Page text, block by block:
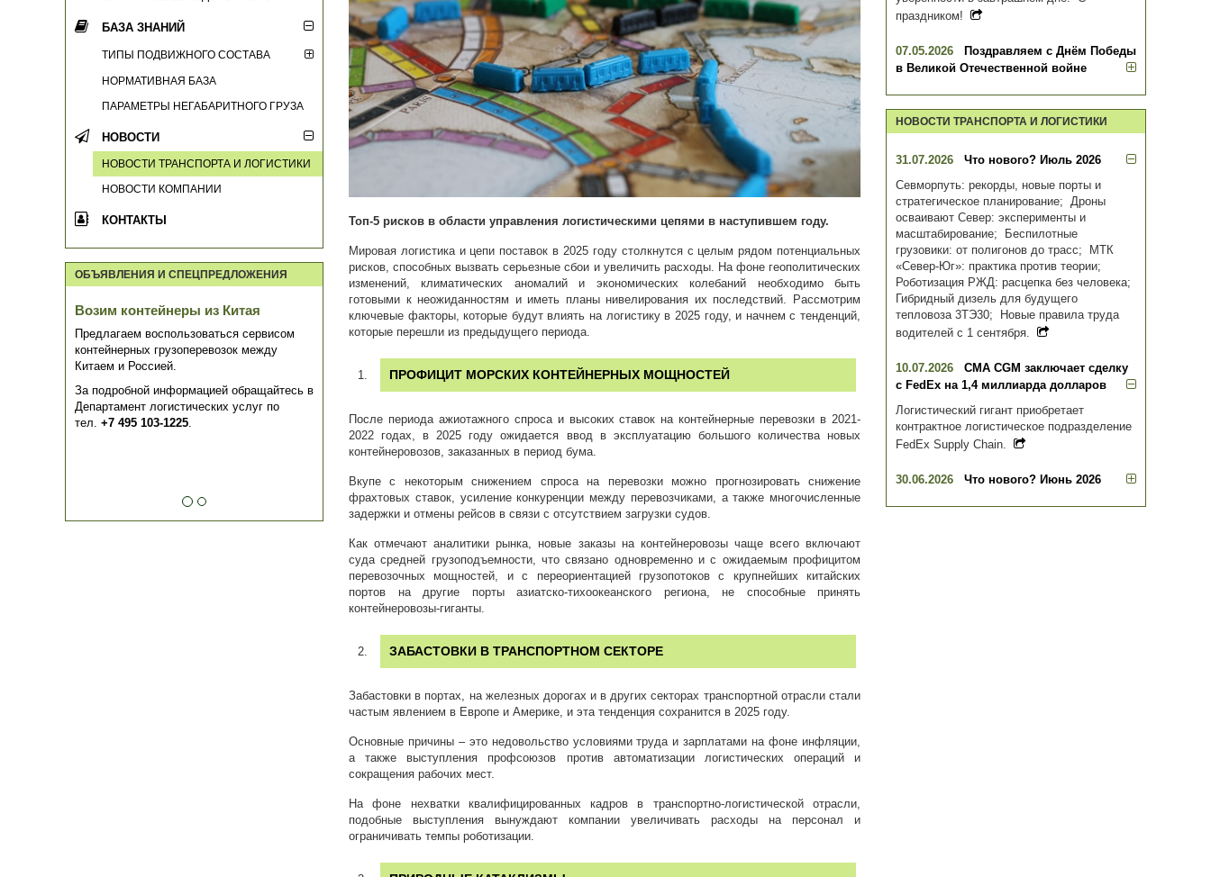
Топ-5 рисков в области управления логистическими цепями в наступившем году.
Мировая логистика и цепи поставок в 2025 году столкнутся с целым рядом потенциальных
рисков, способных вызвать серьезные сбои и увеличить расходы. На фоне геополитических
изменений, климатических аномалий и экономических колебаний необходимо быть
готовыми к неожиданностям и иметь планы нивелирования их последствий. Рассмотрим
ключевые факторы, которые будут влиять на логистику в 2025 году, и начнем с тенденций,
которые перешли из предыдущего периода.
ПРОФИЦИТ МОРСКИХ КОНТЕЙНЕРНЫХ МОЩНОСТЕЙ
После периода ажиотажного спроса и высоких ставок на контейнерные перевозки в 2021-
2022 годах, в 2025 году ожидается ввод в эксплуатацию большого количества новых
контейнеровозов, заказанных в период бума.
Вкупе с некоторым снижением спроса на перевозки можно прогнозировать снижение
фрахтовых ставок, усиление конкуренции между перевозчиками, а также многочисленные
задержки и отмены рейсов в связи с отсутствием загрузки судов.
Как отмечают аналитики рынка, новые заказы на контейнеровозы чаще всего включают
суда средней грузоподъемности, что связано одновременно и с ожидаемым профицитом
перевозочных мощностей, и с переориентацией грузопотоков с крупнейших китайских
портов на другие порты азиатско-тихоокеанского региона, не способные принять
контейнеровозы-гиганты.
ЗАБАСТОВКИ В ТРАНСПОРТНОМ СЕКТОРЕ
Забастовки в портах, на железных дорогах и в других секторах транспортной отрасли стали
частым явлением в Европе и Америке, и эта тенденция сохранится в 2025 году.
Основные причины – это недовольство условиями труда и зарплатами на фоне инфляции,
а также выступления профсоюзов против автоматизации логистических операций и
сокращения рабочих мест.
На фоне нехватки квалифицированных кадров в транспортно-логистической отрасли,
подобные выступления вынуждают компании увеличивать расходы на персонал и
ограничивать темпы роботизации.
праздником!
07.05.2026
Поздравляем с Днём Победы
в Великой Отечественной войне
НОВОСТИ ТРАНСПОРТА И ЛОГИСТИКИ
31.07.2026
Что нового? Июль 2026
Севморпуть: рекорды, новые порты и
стратегическое планирование; Дроны
осваивают Север: эксперименты и
масштабирование; Беспилотные
грузовики: от полигонов до трасс; МТК
«Север-Юг»: практика против теории;
Роботизация РЖД: расцепка без человека;
Гибридный дизель для будущего
тепловоза 3ТЭ30; Новые правила труда
водителей с 1 сентября.
10.07.2026
CMA CGM заключает сделку
с FedEx на 1,4 миллиарда долларов
Логистический гигант приобретает
контрактное логистическое подразделение
FedEx Supply Chain.
30.06.2026 Что нового? Июнь 2026
БАЗА ЗНАНИЙ
ТИПЫ ПОДВИЖНОГО СОСТАВА
НОРМАТИВНАЯ БАЗА
ПАРАМЕТРЫ НЕГАБАРИТНОГО ГРУЗА
НОВОСТИ
НОВОСТИ ТРАНСПОРТА И ЛОГИСТИКИ
НОВОСТИ КОМПАНИИ
КОНТАКТЫ
ОБЪЯВЛЕНИЯ И СПЕЦПРЕДЛОЖЕНИЯ
Возим контейнеры из Китая
Предлагаем воспользоваться сервисом
контейнерных грузоперевозок между
Китаем и Россией.
За подробной информацией обращайтесь в
Департамент логистических услуг по
тел. +7 495 103-1225.